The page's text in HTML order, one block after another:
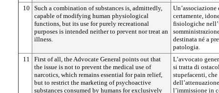
10
Such a combination of substances is, admittedly,
capable of modifying human physiological
functions, but its use for purely recreational
purposes is intended neither to prevent nor treat an
illness.
certamente,
fisiologiche
destinata né a
patologia.
11
First of all, the Advocate General points out that
the issue is not to prevent the medical use of
narcotics, which remains essential for pain relief,
but to restrict the marketing of psychoactive
substances consumed by humans for exclusively
L’avvocato
si tratta di
stupefacenti,
l’immissione in